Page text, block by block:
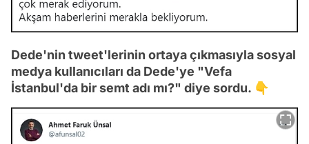
Dede'nin tweet'lerinin ortaya çıkmasıyla sosyal
medya kullanıcıları da Dede'ye "Vefa
İstanbul'da bir semt adı mı?" diye sordu. 👇